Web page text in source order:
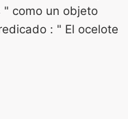
" como un objeto
: " El ocelote